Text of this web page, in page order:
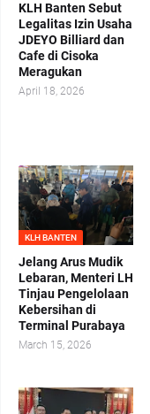
KLH Banten Sebut
Legalitas Izin Usaha
JDEYO Billiard dan
Cafe di Cisoka
Meragukan
April 18, 2026
KLH BANTEN
Jelang Arus Mudik
Lebaran, Menteri LH
Tinjau Pengelolaan
Kebersihan di
Terminal Purabaya
March 15, 2026